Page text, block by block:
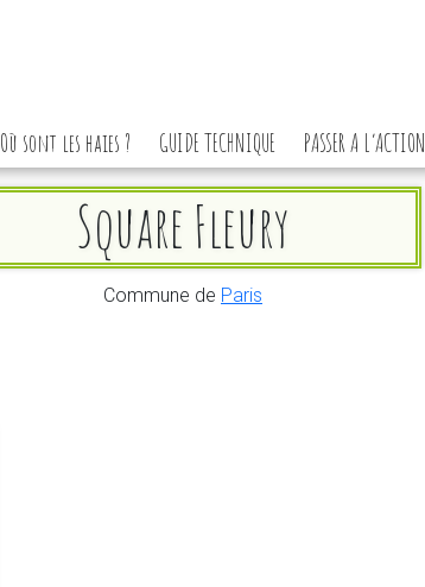
Où sont les haies ? GUIDE TECHNIQUE PASSER A L’ACTION
Square Fleury
Commune de Paris